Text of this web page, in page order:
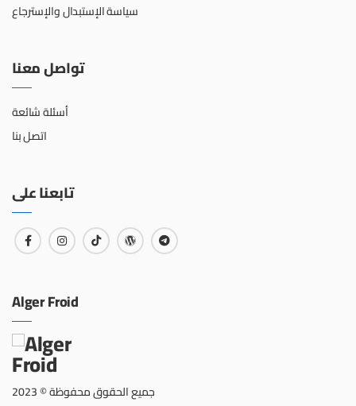
سياسة الإستبدال والإسترجاع
تواصل معنا
أسئلة شائعة
اتصل بنا
تابعنا على
Alger Froid
جميع الحقوق محفوظة © 2023